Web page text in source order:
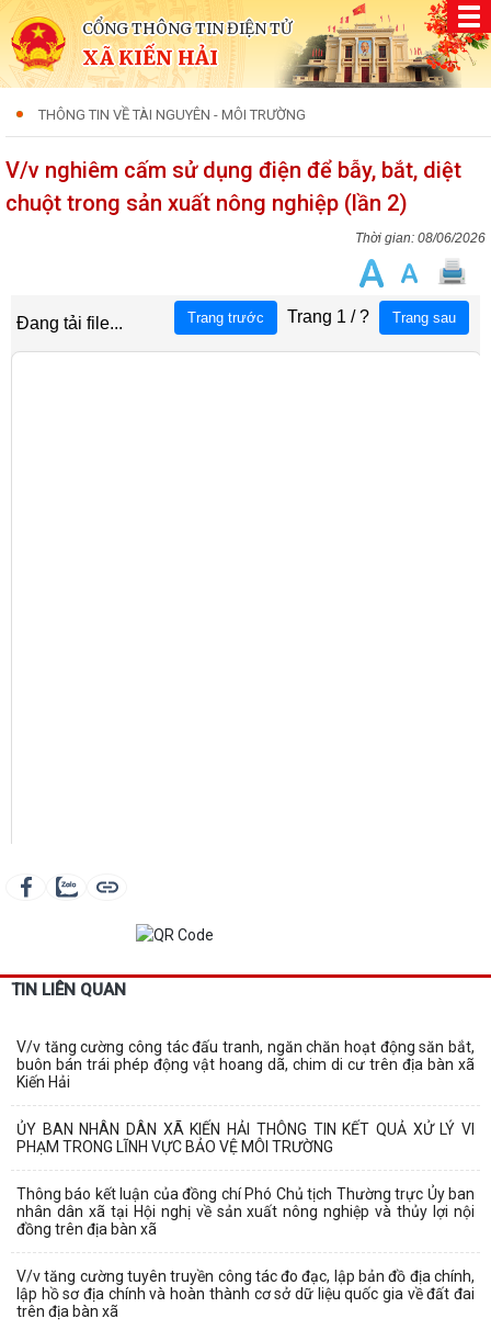
CỔNG THÔNG TIN ĐIỆN TỬ
XÃ KIẾN HẢI
THÔNG TIN VỀ TÀI NGUYÊN - MÔI TRƯỜNG
V/v nghiêm cấm sử dụng điện để bẫy, bắt, diệt
chuột trong sản xuất nông nghiệp (lần 2)
08/06/2026
TIN LIÊN QUAN
V/v tăng cường công tác đấu tranh, ngăn chăn hoạt động săn bắt,
buôn bán trái phép động vật hoang dã, chim di cư trên địa bàn xã
Kiến Hải
ỦY BAN NHÂN DÂN XÃ KIẾN HẢI THÔNG TIN KẾT QUẢ XỬ LÝ VI
PHẠM TRONG LĨNH VỰC BẢO VỆ MÔI TRƯỜNG
Thông báo kết luận của đồng chí Phó Chủ tịch Thường trực Ủy ban
nhân dân xã tại Hội nghị về sản xuất nông nghiệp và thủy lợi nội
đồng trên địa bàn xã
V/v tăng cường tuyên truyền công tác đo đạc, lập bản đồ địa chính,
lập hồ sơ địa chính và hoàn thành cơ sở dữ liệu quốc gia về đất đai
trên địa bàn xã